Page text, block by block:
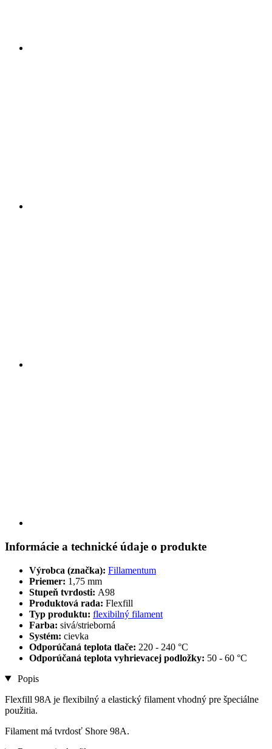
Informácie a technické údaje o produkte
Výrobca (značka): Fillamentum
Priemer: 1,75 mm
Stupeň tvrdosti: A98
Produktová rada: Flexfill
Typ produktu: flexibilný filament
Farba: sivá/strieborná
Systém: cievka
Odporúčaná teplota tlače: 220 - 240 °C
Odporúčaná teplota vyhrievacej podložky: 50 - 60 °C
Popis
Flexfill 98A je flexibilný a elastický filament vhodný pre špeciálne
použitia.
Filament má tvrdosť Shore 98A.